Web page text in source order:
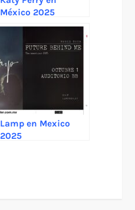
México 2025
Lamp en Mexico
2025